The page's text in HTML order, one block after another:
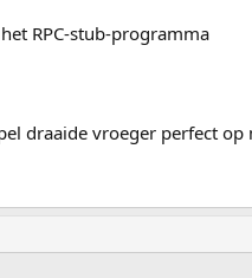
RPC-stub-programma
draaide vroeger perfect op